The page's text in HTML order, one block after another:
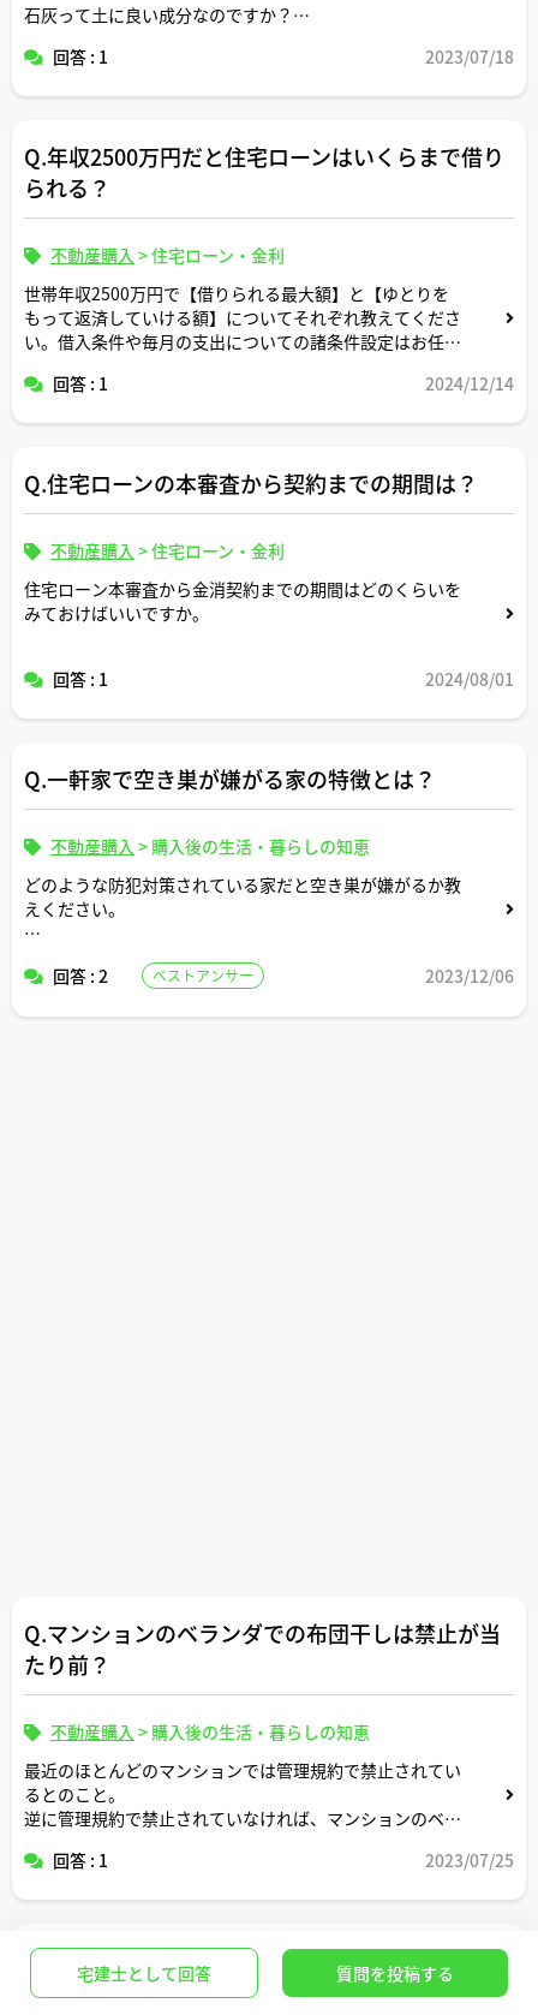
石灰って土に良い成分なのですか？
か？回答 : 1 2023/07/18
Q.年収2500万円だと住宅ローンはいくらまで借り
られる？
不動産購入 >住宅ローン・金利
世帯年収2500万円で【借りられる最大額】と【ゆとりを
もって返済していける額】についてそれぞれ教えてくださ
い。借入条件や毎月の支出についての諸条件設定はお任せ
回答 : 1 2024/12/14
Q.住宅ローンの本審査から契約までの期間は？
不動産購入 >住宅ローン・金利
住宅ローン本審査から金消契約までの期間はどのくらいを
みておけばいいですか。
回答 : 1 2024/08/01
Q.一軒家で空き巣が嫌がる家の特徴とは？
不動産購入 > 購入後の生活・暮らしの知恵
どのような防犯対策されている家だと空き巣が嫌がるか教
えください。
紹介いただけますと嬉しいです。
回答 : 2 ベストアンサー 2023/12/06
Q.マンションのベランダでの布団干しは禁止が当
たり前？
不動産購入 > 購入後の生活・暮らしの知恵
最近のほとんどのマンションでは管理規約で禁止されてい
るとのこと。
逆に管理規約で禁止されていなければ、マンションのベラ
回答 : 1 2023/07/25
Q.建ぺい率50容積率100の土地に3階建てを建てる
に必要な敷地面積は？
宅建士として回答 質問を投稿する